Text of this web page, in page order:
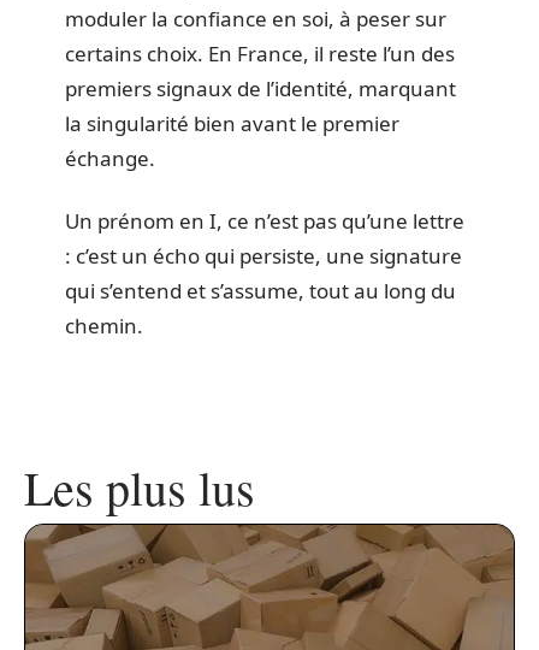
moduler la confiance en soi, à peser sur
certains choix. En France, il reste l’un des
premiers signaux de l’identité, marquant
la singularité bien avant le premier
échange.
Un prénom en I, ce n’est pas qu’une lettre
: c’est un écho qui persiste, une signature
qui s’entend et s’assume, tout au long du
chemin.
Les plus lus